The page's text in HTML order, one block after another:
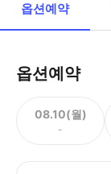
옵션예약
옵션예약
08.10(월)
-